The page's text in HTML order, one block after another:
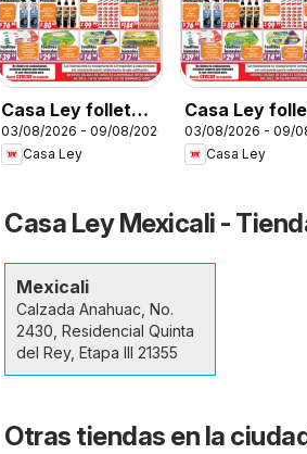
Casa Ley folleto
Durango
03/08/2026 - 09/08/2026
Casa Ley
Casa Ley
Sinaloa
03/08/2026 - 09/
Casa Ley
Casa Ley Mexicali -
Mexicali
Calzada Anahuac, No.
2430, Residencial Quinta
del Rey, Etapa III 21355
Otras tiendas en la